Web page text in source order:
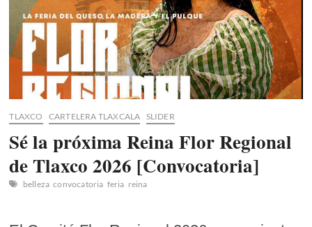
con
gastronomía,
tradiciones
TLAXCO CARTELERA TLAXCALA SLIDER
Sé la próxima Reina Flor Regional
de Tlaxco 2026 [Convocatoria]
belleza convocatoria feria reina